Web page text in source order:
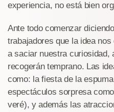
experiencia, no está bien
Ante todo comenzar
trabajadores que la idea
a saciar nuestra curiosidad,
recogerán temprano. Las
como: la fiesta de la
espectáculos sorpresa
veré), y además las